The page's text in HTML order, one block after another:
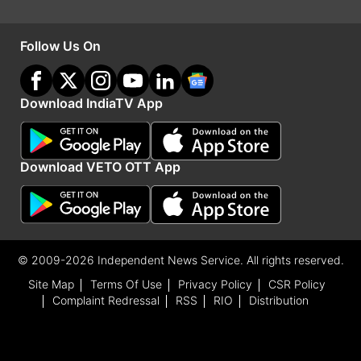
Advertisement
Follow Us On
Download IndiaTV App
Download VETO OTT App
© 2009-2026 Independent News Service. All rights reserved.
Site Map
Terms Of Use Privacy Policy
CSR Policy
Complaint Redressal
RSS RIO Distribution